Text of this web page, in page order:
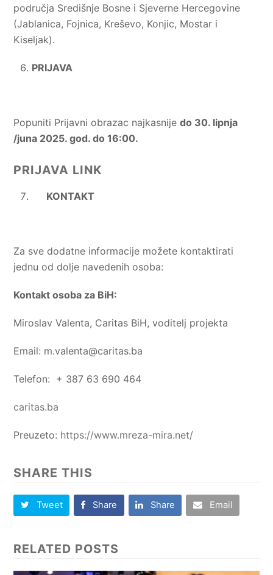
područja Središnje Bosne i Sjeverne Hercegovine
(Jablanica, Fojnica, Kreševo, Konjic, Mostar i
Kiseljak).
PRIJAVA
Popuniti Prijavni obrazac najkasnijedo 30. lipnja
/juna 2025. god. do 16:00.
PRIJAVA LINK
KONTAKT
Za sve dodatne informacije možete kontaktirati
jednu od dolje navedenih osoba:
Kontakt osoba za BiH:
Miroslav Valenta, Caritas BiH, voditelj projekta
Email: m.valenta@caritas.ba
Telefon: + 387 63 690 464
caritas.ba
Preuzeto: https://www.mreza-mira.net/
SHARE THIS
Tweet Share Share Email
RELATED POSTS